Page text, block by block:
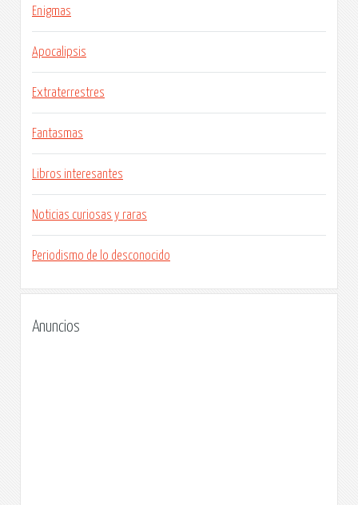
Enigmas
Apocalipsis
Extraterrestres
Fantasmas
Libros interesantes
Noticias curiosas y raras
Periodismo de lo desconocido
Anuncios